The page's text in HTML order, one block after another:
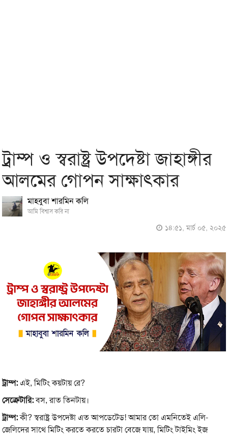
ট্রাম্প ও স্বরাষ্ট্র উপদেষ্টা জাহাঙ্গীর
আলমের গোপন সাক্ষাৎকার
মাহবুবা শারমিন কলি
আমি বিশ্বাস করি না
১৪:৫১, মার্চ ০৫, ২০২৫
ট্রাম্প:এই, মিটিং কয়টায় রে?
সেক্রেটারি:বস, রাত তিনটায়।
ট্রাম্প:কী? স্বরাষ্ট্র উপদেষ্টা এত আপডেটেড! আমার তো এমনিতেই এলি-
জেলিদের সাথে মিটিং করতে করতে চারটা বেজে যায়, মিটিং টাইমিং ইজ